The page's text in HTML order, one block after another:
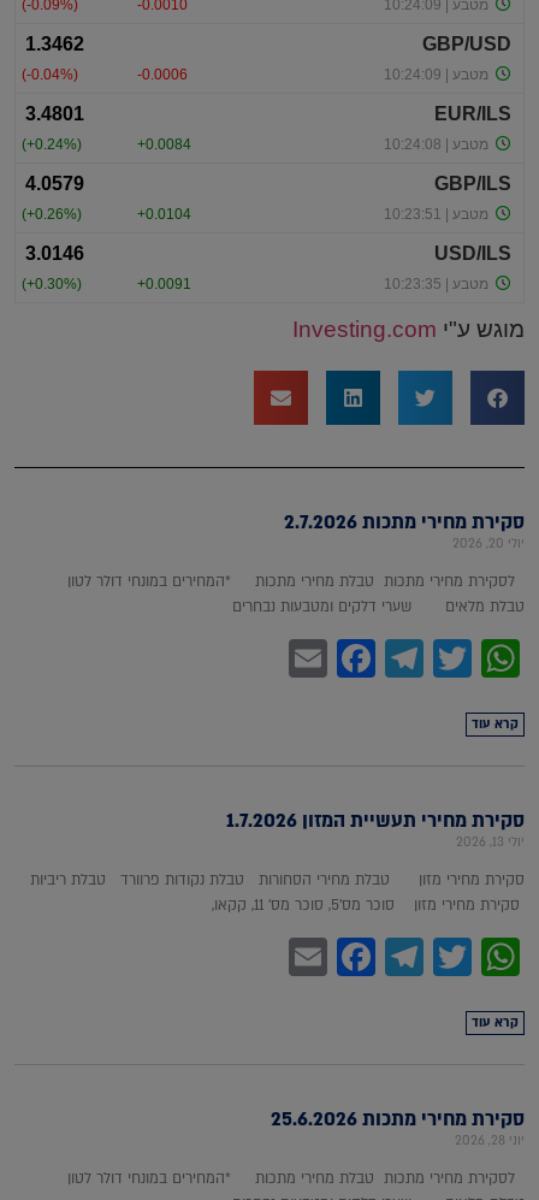
מוגש ע"י Investing.com
סקירת מחירי מתכות 2.7.2026
יולי 20, 2026
לסקירת מחירי מתכות טבלת מחירי מתכות *המחירים במונחי דולר לטון
טבלת מלאים שערי דלקים ומטבעות נבחרים
WhatsApp
Twitter
Telegram
Facebook
קרא עוד
סקירת מחירי תעשיית המזון 1.7.2026
יולי 13, 2026
סקירת מחירי מזון טבלת מחירי הסחורות טבלת נקודות פרוורד טבלת ריביות
סקירת מחירי מזון סוכר מס'5, סוכר מס' 11, קקאו,
WhatsApp
Twitter
Telegram
Facebook
קרא עוד
סקירת מחירי מתכות 25.6.2026
יוני 28, 2026
לסקירת מחירי מתכות טבלת מחירי מתכות *המחירים במונחי דולר לטון